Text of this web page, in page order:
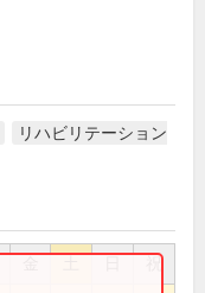
リハビリテーション
祝